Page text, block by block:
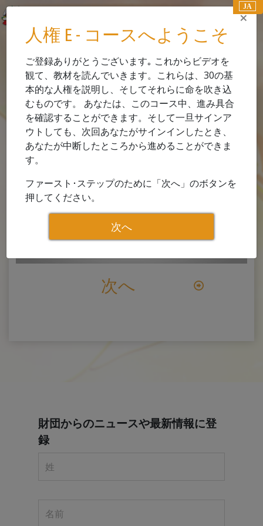
JA
E コース
×
人権 E - コースへようこそ
ご登録ありがとうございます｡ これからビデオを
観て、教材を読んでいきます。これらは、30の基
本的な人権を説明し、そしてそれらに命を吹き込
むものです。 あなたは、このコース中、進み具合
を確認することができます。そして一旦サインア
ウトしても、次回あなたがサインインしたとき、
あなたが中断したところから進めることができま
す。
ファースト･ステップのために「次へ」のボタンを
押してください。
次へ
0.1ビデオを観る
人権の物語
Play
Video
次へ
財団からのニュースや最新情報に登
録